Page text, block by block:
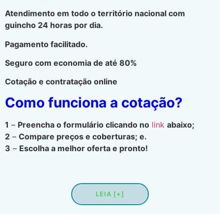
Atendimento em todo o território nacional com
guincho 24 horas por dia.
Pagamento facilitado.
Seguro com economia de até 80%
Cotação e contratação online
Como funciona a cotação?
1 – Preencha o formulário clicando no link abaixo;
2 – Compare preços e coberturas; e.
3 – Escolha a melhor oferta e pronto!
LEIA [+]